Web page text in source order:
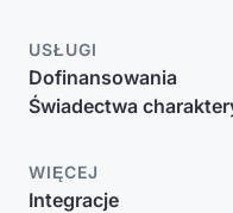
USŁUGI
Dofinansowania
Świadectwa
WIĘCEJ
Integracje